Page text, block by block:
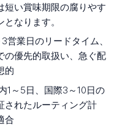
短い賞味期限の腐りやす
なります。
3営業日のリードタイム、
の優先的取扱い、急ぐ配
的
1～5日、国際3～10日の
されたルーティング計
合